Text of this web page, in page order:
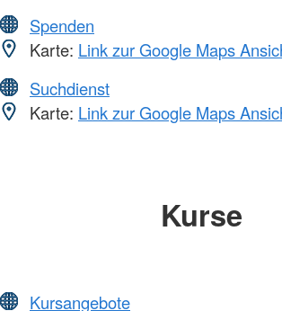
Spenden
Karte: Link zur Google Maps
Suchdienst
Karte: Link zur Google Maps
Kurse
Kursangebote